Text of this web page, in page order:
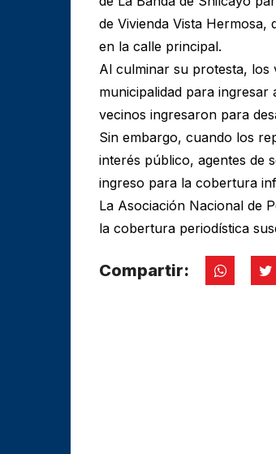
de Vivienda Vista
en la calle principal.
Al culminar su protesta, los
municipalidad para
vecinos ingresaron para
Sin embargo, cuando los
interés público, agentes de
ingreso para la cobertura
La Asociación Nacional de
la cobertura periodística
Compartir: